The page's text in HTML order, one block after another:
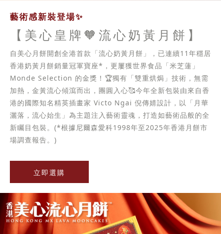
藝術感新裝登場✨
【美心皇牌🧡流心奶黃月餅】
自美心月餅開創全港首款「流心奶黃月餅」，已連續11年穩居
香港奶黃月餅銷量冠軍寶座*，更屢獲世界食品「米芝蓮」
Monde Selection 的金獎！🏆獨有「雙重烘焗」技術，無需
加熱，金黃流心傾瀉而出，團圓入心🥰今年全新包裝由來自香
港的國際知名精英插畫家 Victo Ngai 倪傳婧設計，以「月華
灑落，流心始生」為主題注入藝術靈魂，打造如藝術品般的全
新矚目包裝。(*根據尼爾森愛科1998年至2025年香港月餅市
場調查報告。)
立即選購